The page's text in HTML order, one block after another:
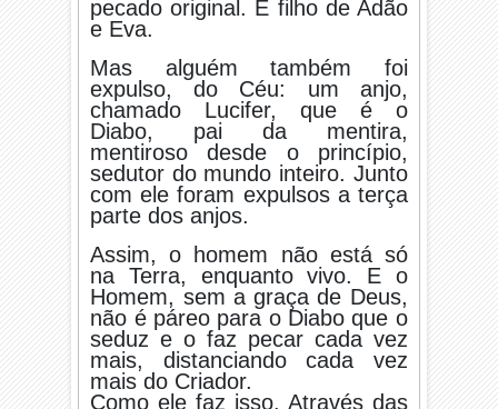
pecado original. É filho de Adão
e Eva.
Mas alguém também foi
expulso, do Céu: um anjo,
chamado Lucifer, que é o
Diabo, pai da mentira,
mentiroso desde o princípio,
sedutor do mundo inteiro. Junto
com ele foram expulsos a terça
parte dos anjos.
Assim, o homem não está só
na Terra, enquanto vivo. E o
Homem, sem a graça de Deus,
não é páreo para o Diabo que o
seduz e o faz pecar cada vez
mais, distanciando cada vez
mais do Criador.
Como ele faz isso. Através das